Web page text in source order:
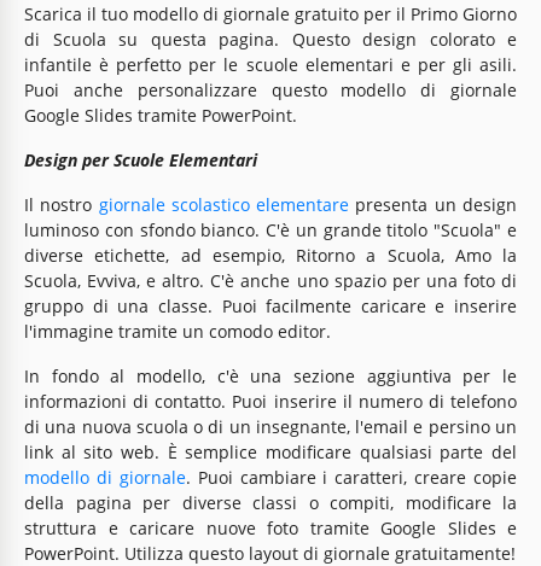
Scarica il tuo modello di giornale gratuito per il Primo Giorno
di Scuola su questa pagina. Questo design colorato e
infantile è perfetto per le scuole elementari e per gli asili.
Puoi anche personalizzare questo modello di giornale
Google Slides tramite PowerPoint.
Design per Scuole Elementari
Il nostro giornale scolastico elementare presenta un design
luminoso con sfondo bianco. C'è un grande titolo "Scuola" e
diverse etichette, ad esempio, Ritorno a Scuola, Amo la
Scuola, Evviva, e altro. C'è anche uno spazio per una foto di
gruppo di una classe. Puoi facilmente caricare e inserire
l'immagine tramite un comodo editor.
In fondo al modello, c'è una sezione aggiuntiva per le
informazioni di contatto. Puoi inserire il numero di telefono
di una nuova scuola o di un insegnante, l'email e persino un
link al sito web. È semplice modificare qualsiasi parte del
modello di giornale. Puoi cambiare i caratteri, creare copie
della pagina per diverse classi o compiti, modificare la
struttura e caricare nuove foto tramite Google Slides e
PowerPoint. Utilizza questo layout di giornale gratuitamente!